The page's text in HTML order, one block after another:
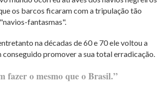
os barcos ficaram com a tripulação tão
fantasmas".
na décadas de 60 e 70 ele voltou a
conseguido promover a sua total erradicação.
fazer o mesmo que o Brasil.”